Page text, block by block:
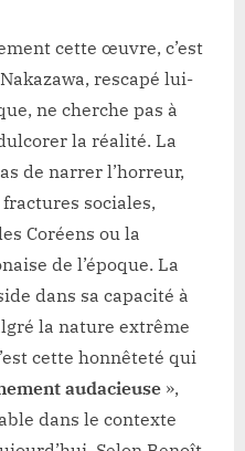
cette œuvre, c’est
rescapé lui-
ne cherche pas à
la réalité. La
de narrer l’horreur,
sociales,
Coréens ou la
de l’époque. La
dans sa capacité à
la nature extrême
cette honnêteté qui
audacieuse »,
dans le contexte